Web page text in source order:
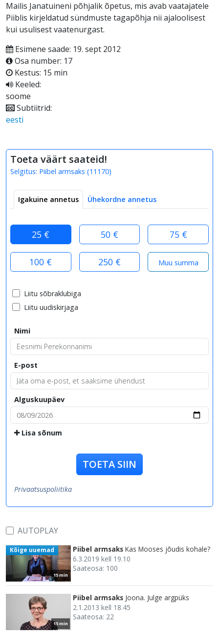
Mailis Janatuineni põhjalik õpetus, mis avab vaatajatele
Piiblis kirjeldatud sündmuste tagapõhja nii ajaloolisest
kui usulisest vaatenurgast.
Esimene saade: 19. sept 2012
Osa number: 17
Kestus: 15 min
Keeled:
soome
Subtiitrid:
eesti
Toeta väärt saateid!
Selgitus: Piibel armsaks (11170)
Igakuine annetus Ühekordne annetus
25 € 50 € 75 €
100 € 250 €
Liitu sõbraklubiga
Liitu uudiskirjaga
Nimi
E-post
Alguskuupäev
Lisa sõnum
TOETA SIIN
Privaatsuspoliitika
AUTOPLAY
15 min
Kõige uuemad Piibel armsaks Kas Mooses jõudis kohale?
6.3.2019 kell 19.10
Saateosa: 100
15 min
Piibel armsaks Joona. Julge argpüks
2.1.2013 kell 18.45
Saateosa: 22